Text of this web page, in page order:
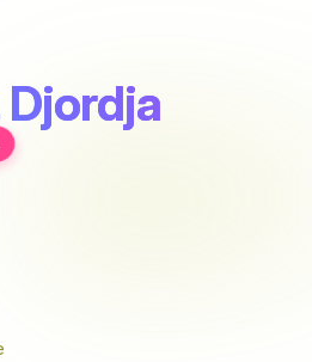
Djordja